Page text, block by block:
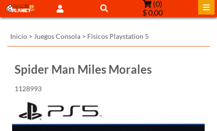
(0)
$ 0,00
Inicio > Juegos Consola > Fisicos Playstation 5
Spider Man Miles Morales
1128993